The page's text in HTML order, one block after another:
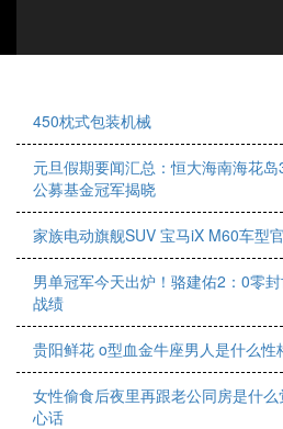
450枕式包装机械
元旦假期要闻汇总：恒大海南海花
公募基金冠军揭晓
家族电动旗舰SUV 宝马iX M60车型
男单冠军今天出炉！骆建佑2：0零
战绩
贵阳鲜花 o型血金牛座男人是什么性
女性偷食后夜里再跟老公同房是什
心话